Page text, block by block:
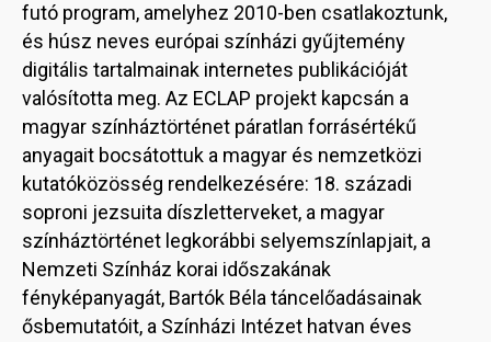
futó program, amelyhez 2010-ben csatlakoztunk,
és húsz neves európai színházi gyűjtemény
digitális tartalmainak internetes publikációját
valósította meg. Az ECLAP projekt kapcsán a
magyar színháztörténet páratlan forrásértékű
anyagait bocsátottuk a magyar és nemzetközi
kutatóközösség rendelkezésére: 18. századi
soproni jezsuita díszletterveket, a magyar
színháztörténet legkorábbi selyemszínlapjait, a
Nemzeti Színház korai időszakának
fényképanyagát, Bartók Béla táncelőadásainak
ősbemutatóit, a Színházi Intézet hatvan éves